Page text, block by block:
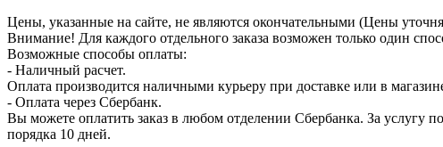
Цены, указанные на сайте, не являются окончательными (Цены
Внимание! Для каждого отдельного заказа возможен только один
Возможные способы оплаты:
- Наличный расчет.
Оплата производится наличными курьеру при доставке или в
- Оплата через Сбербанк.
Вы можете оплатить заказ в любом отделении Сбербанка. За услугу
порядка 10 дней.